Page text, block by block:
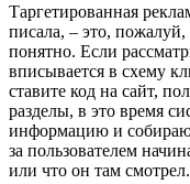
Таргетированная
писала, – это,
понятно. Если
вписывается в схему
ставите код на сайт,
разделы, в это время
информацию и
за пользователем
или что он там смотрел.